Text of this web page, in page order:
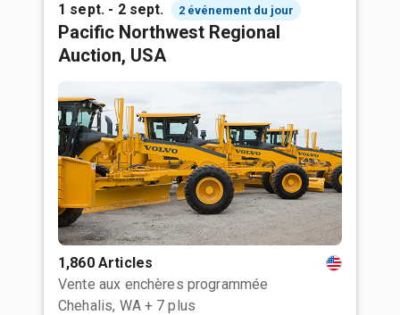
1 sept. - 2 sept. 2 événement du jour
Pacific Northwest Regional
Auction, USA
1,860 Articles
Vente aux enchères programmée
Chehalis, WA + 7 plus